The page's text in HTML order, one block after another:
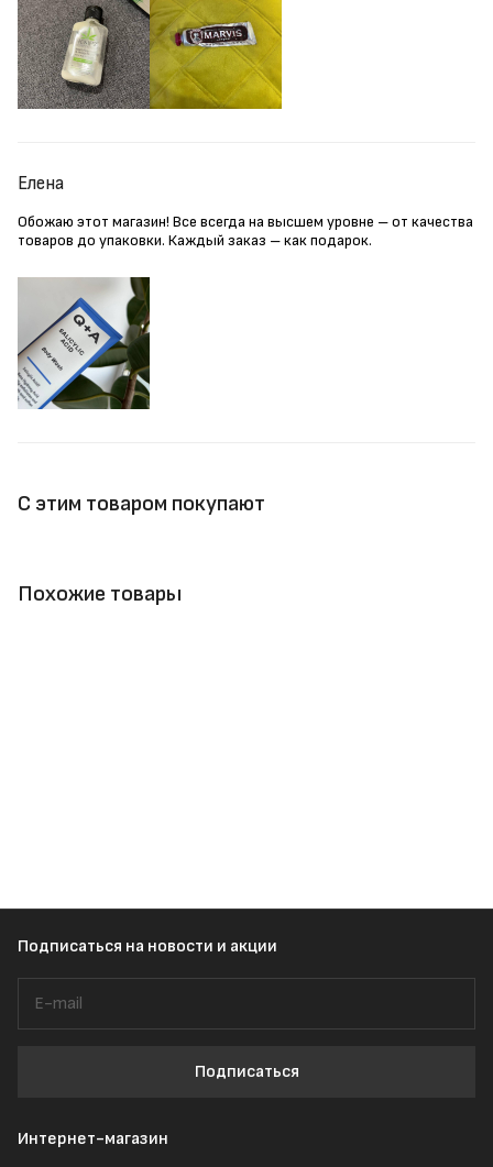
Елена
Обожаю этот магазин! Все всегда на высшем уровне – от качества
товаров до упаковки. Каждый заказ – как подарок.
С этим товаром покупают
Похожие товары
Подписаться на новости и акции
Подписаться
Интернет-магазин